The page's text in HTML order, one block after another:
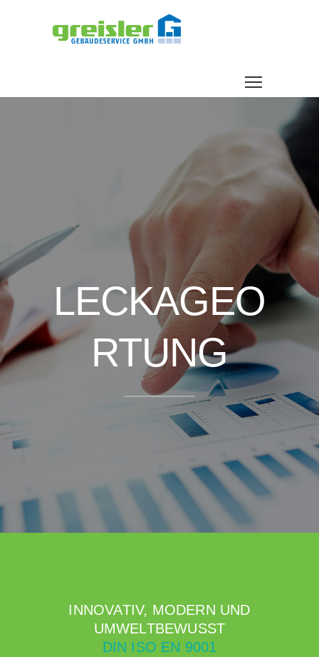
LECKAGEO
RTUNG
INNOVATIV, MODERN UND
UMWELTBEWUSST
DIN ISO EN 9001